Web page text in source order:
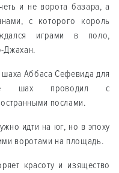
и не ворота базара, а
с которого король
играми в поло,
Джахан.
Аббаса Сефевида для
шах проводил с
послами.
идти на юг, но в эпоху
воротами на площадь.
красоту и изящество